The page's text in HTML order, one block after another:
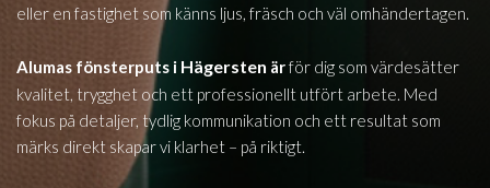
eller en fastighet som känns ljus, fräsch och väl omhändertagen.
Alumas fönsterputs i Hägersten ärför dig som värdesätter
kvalitet, trygghet och ett professionellt utfört arbete. Med
fokus på detaljer, tydlig kommunikation och ett resultat som
märks direkt skapar vi klarhet – på riktigt.